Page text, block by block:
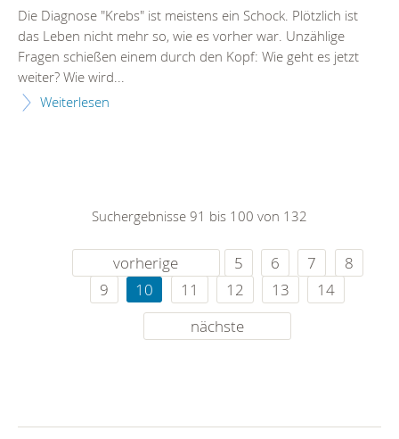
Die Diagnose "Krebs" ist meistens ein Schock. Plötzlich ist
das Leben nicht mehr so, wie es vorher war. Unzählige
Fragen schießen einem durch den Kopf: Wie geht es jetzt
weiter? Wie wird...
Weiterlesen
Suchergebnisse 91 bis 100 von 132
vorherige 5 6 7
8
9
10 11 12 13
14
nächste